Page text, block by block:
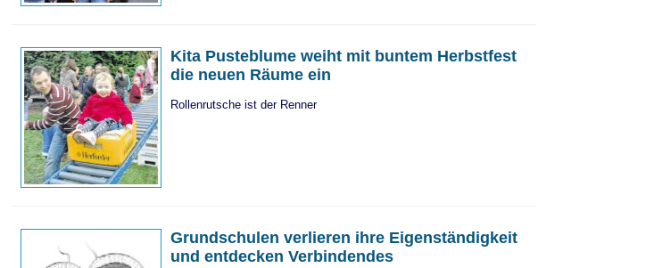
Kita Pusteblume weiht mit buntem Herbstfest
die neuen Räume ein
Rollenrutsche ist der Renner
Grundschulen verlieren ihre Eigenständigkeit
und entdecken Verbindendes